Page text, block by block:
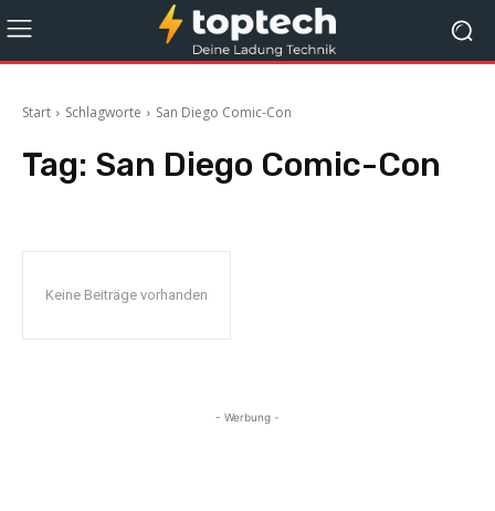
Start Schlagworte San Diego Comic-Con
Tag: San Diego Comic-Con
Keine Beiträge vorhanden
- Werbung -